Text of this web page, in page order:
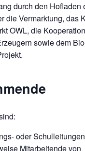
durch den Hofladen
die Vermarktung, das
OWL, die
sowie dem
oder Schulleitungen
Mitarbeitende von